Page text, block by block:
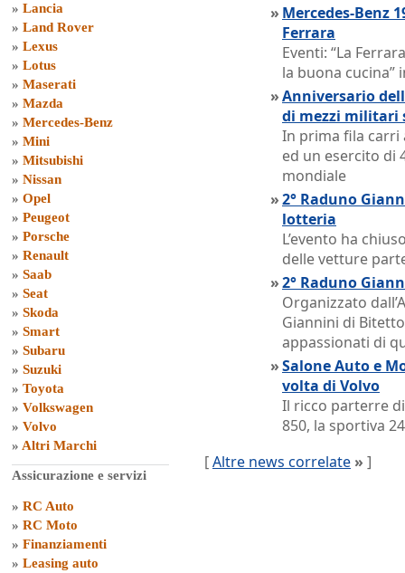
» Lancia
» Land Rover
» Lexus
» Lotus
» Maserati
» Mazda
» Mercedes-Benz
» Mini
» Mitsubishi
» Nissan
» Opel
» Peugeot
» Porsche
» Renault
» Saab
» Seat
» Skoda
» Smart
» Subaru
» Suzuki
» Toyota
» Volkswagen
» Volvo
» Altri Marchi
Assicurazione e servizi
» RC Auto
» RC Moto
» Finanziamenti
» Leasing auto
» Mercedes-Benz
Ferrara
Eventi: “La
la buona cucina”
»Anniversario
di mezzi militari
In prima fila carri
ed un esercito di
mondiale
»2° Raduno
lotteria
L’evento ha
delle vetture
»2° Raduno
Organizzato
Giannini di
appassionati di
»Salone Auto e
volta di Volvo
Il ricco parterre
850, la sportiva
[Altre news correlate » ]